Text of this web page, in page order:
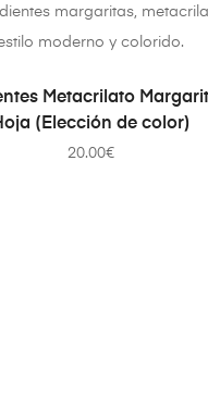
AÑADIR AL CARRITO
Metacrilato
(Elección de color)
20.00€